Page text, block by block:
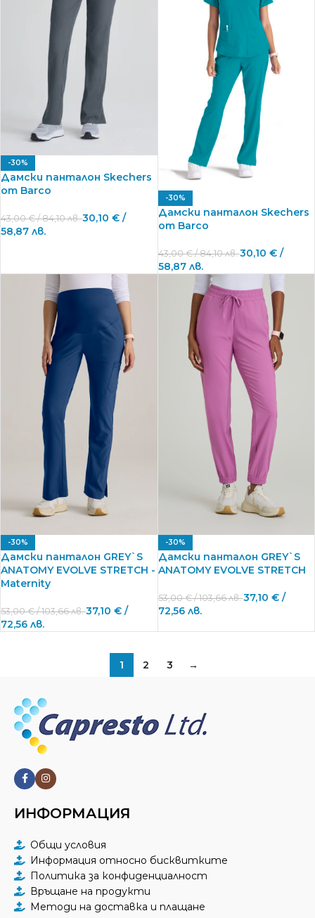
-30%
Дамски панталон Skechers
от Barco
43,00€/ 84,10 лв.30,10 € /
58,87 лв.
-30%
Дамски панталон Skechers
от Barco
43,00€/ 84,10 лв.30,10 €/
58,87 лв.
-30%
Дамски панталон GREY`S
ANATOMY EVOLVE STRETCH -
Maternity
53,00€/ 103,66 лв.37,10 € /
72,56 лв.
-30%
Дамски панталон GREY`S
ANATOMY EVOLVE STRETCH
53,00€/ 103,66 лв.37,10 €/
72,56 лв.
1 2 3 →
ИНФОРМАЦИЯ
Общи условия
Информация относно бисквитките
Политика за конфиденциалност
Връщане на продукти
Методи на доставка и плащане